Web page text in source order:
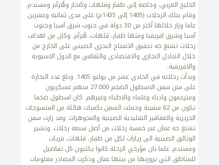
الخليج العربي، وخاصة إلى ظفار وقلهات وصُحار وهُرمُز ومسندم.
وقام بتلك الرحلات (1405 إلى 1435م) على مدى ثمانية وعشرين
عاما وزار خلالها أكثر من 30 دولة في جنوب شرق آسيا وجنوب
آسيا وشرق افريقيا ومنها ظفار، قلهات، هُرمُز. وكان من اهداف
رحلات تشنغ خه تحقيق الانفتاح البحري الصيني على الخارج من
خلال التبادل التجاري والاقتصادي والثقافي مع الدول الاسيوية
والافريقية.
وبدأت رحلاته في الحادي عشر من يوليو 1405. وبلغ عدد البحارة
على متن سفن الاسطول الضخم 27.000 منهم عسكريون
ومترجمون وادباء وعلماء والاطباء وغيرهم. كان اسطول ضخما
تكون من 62 سفينة وحملت السفن بكميات هائلة من المنسوجات
الحريرية والعقاقير التقليدية الصينية والمجوهرات. وقد زارت سفن
تشنغ خه عمان عبر خمسة رحلات من أصل سبعة رحلات. وتشير
الوثائق الصينية الى زيارات لكل من ظفار، قلهات، قريات
ومسندم. علما بان مؤرخي الرحلة كانوا يكتبون كل تفاصيل
للمناطق التي يزورنها من بينها عمان وذكرت المصادر معلومات